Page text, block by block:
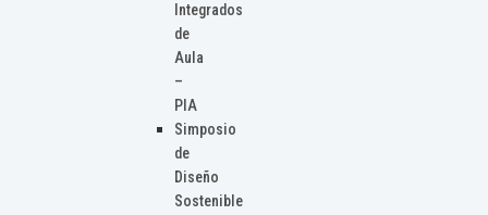
Integrados
de
Aula
–
PIA
Simposio
de
Diseño
Sostenible